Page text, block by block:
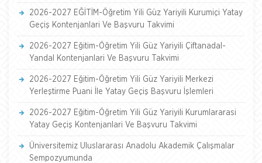
2026-2027 EĞİTİM-Öğretim Yili Güz Yariyili Kurumiçi Yatay
Geçiş Kontenjanlari Ve Başvuru Takvimi
2026-2027 Eğitim-Öğretim Yili Güz Yariyili Çiftanadal-
Yandal Kontenjanlari Ve Başvuru Takvimi
2026-2027 Eğitim-Öğretim Yili Güz Yariyili Merkezi
Yerleştirme Puani İle Yatay Geçiş Başvuru İşlemleri
2026-2027 Eğitim-Öğretim Yili Güz Yariyili Kurumlararasi
Yatay Geçiş Kontenjanlari Ve Başvuru Takvimi
Üniversitemiz Uluslararası Anadolu Akademik Çalışmalar
Sempozyumunda